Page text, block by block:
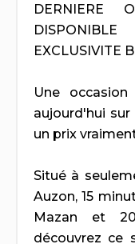
DERNIERE
DISPONIBLE
EXCLUSIVITE
Une
aujourd'hui
un prix
Situé à
Auzon, 15
Mazan et
découvrez ce